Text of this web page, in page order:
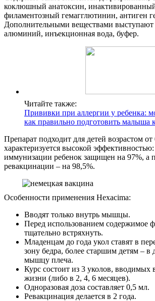
коклюшный анатоксин,
филаментозный гемагглютинин, антиген
Дополнительными веществами выступают
алюминий, инъекционная вода, буфер.
Читайте также:
Прививки при аллергии у ребенка:
как правильно подготовить малыша
Препарат подходит для детей возрастом
характеризуется высокой
иммунизации ребенок защищен на 97%, а
ревакцинации – на 98,5%.
Особенности применения Hexacima:
Вводят только внутрь мышцы.
Перед использованием содержимое
тщательно встряхнуть.
Младенцам до года укол ставят в
зону бедра, более старшим детям – в
мышцу плеча.
Курс состоит из 3 уколов, вводимых
жизни (либо в 2, 4, 6 месяцев).
Одноразовая доза составляет 0,5 мл.
Ревакцинация делается в 2 года.